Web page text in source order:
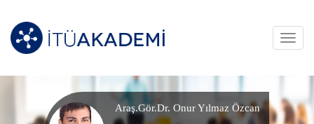
Araş.Gör.Dr. Onur Yılmaz Özcan